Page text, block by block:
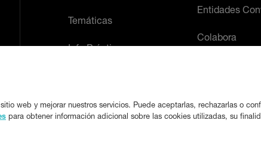
Temáticas
Info Práctica
Entidades
Colabora
web y mejorar nuestros servicios. Puede aceptarlas, rechazarlas o
para obtener información adicional sobre las cookies utilizadas, su